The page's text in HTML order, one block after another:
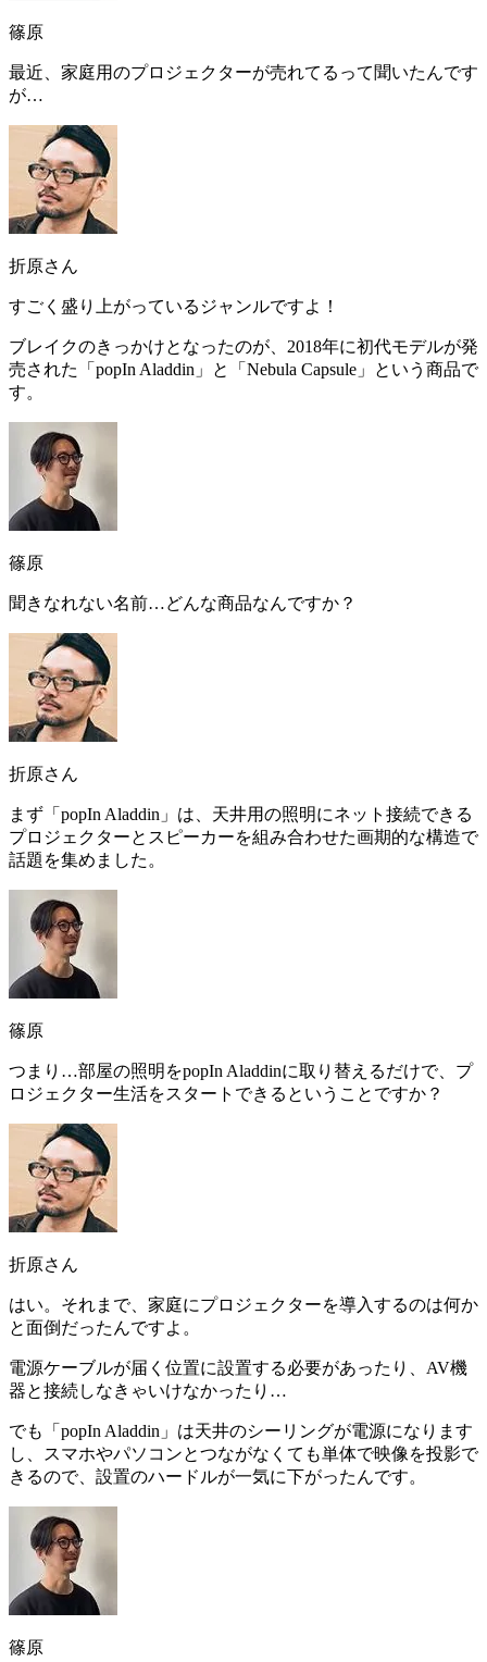
篠原
最近、家庭用のプロジェクターが売れてるって聞いたんです
が…
折原さん
すごく盛り上がっているジャンルですよ！
ブレイクのきっかけとなったのが、2018年に初代モデルが発
売された「 popIn Aladdin 」と「 Nebula Capsule 」という商品で
す。
篠原
聞きなれない名前…どんな商品なんですか？
折原さん
まず「popIn Aladdin」は、 天井用の照明にネット接続できる
プロジェクターとスピーカーを組み合わせた画期的な構造で
話題を集めました。
篠原
つまり…部屋の照明をpopIn Aladdinに取り替えるだけで、プ
ロジェクター生活をスタートできる ということですか？
折原さん
はい。それまで、家庭にプロジェクターを導入するのは何か
と面倒だったんですよ。
電源ケーブルが届く位置に設置する必要があったり、AV機
器と接続しなきゃいけなかったり…
でも「popIn Aladdin」は天井のシーリングが電源になります
し、スマホやパソコンとつながなくても単体で映像を投影で
きるので、 設置のハードルが一気に下がった んです。
篠原